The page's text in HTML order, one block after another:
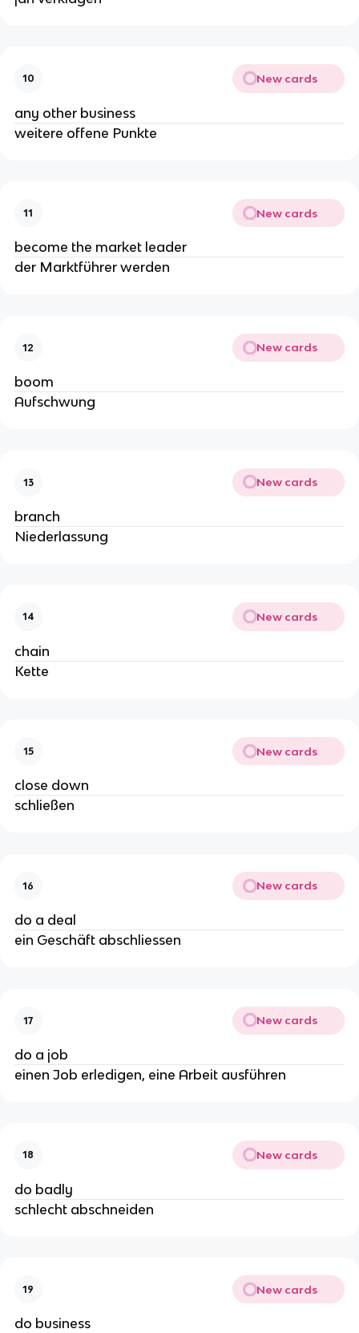
10 New cards
any other business
weitere offene Punkte
11 New cards
become the market leader
der Marktführer werden
12 New cards
boom
Aufschwung
13 New cards
branch
Niederlassung
14 New cards
chain
Kette
15 New cards
close down
schließen
16 New cards
do a deal
ein Geschäft abschliessen
17 New cards
do a job
einen Job erledigen, eine Arbeit ausführen
18 New cards
do badly
schlecht abschneiden
19 New cards
do business